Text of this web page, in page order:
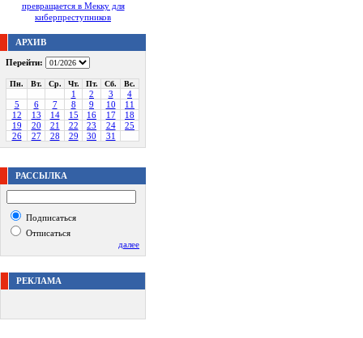
превращается в Мекку для
киберпреступников
АРХИВ
Перейти:
Пн. Вт. Ср. Чт. Пт. Сб. Вс.
1 2 3
4
5
6 7 8 9 10
11
12
13 14 15 16 17
18
19
20 21 22 23 24
25
26
27 28 29 30 31
РАССЫЛКА
Подписаться
Отписаться
далее
РЕКЛАМА